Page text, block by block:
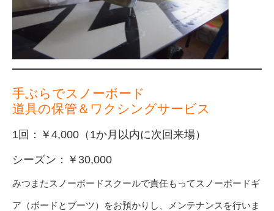
手ぶらでスノーボード
道具の保管＆ワクシングサービス
1回：￥4,000（1か月以内に次回来場）
シーズン：￥30,000
みつまたスノーボードスクールで責任もってスノーボードギ
ア（ボードとブーツ）をお預かりし、メンテナンスを行いま